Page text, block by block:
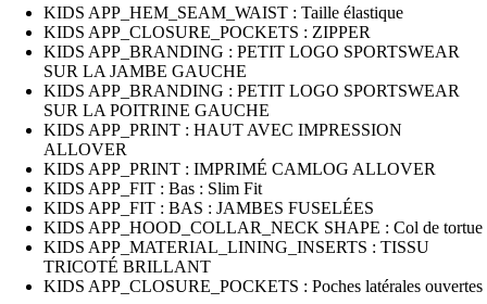
KIDS APP_HEM_SEAM_WAIST : Taille élastique
KIDS APP_CLOSURE_POCKETS : ZIPPER
KIDS APP_BRANDING : PETIT LOGO SPORTSWEAR
SUR LA JAMBE GAUCHE
KIDS APP_BRANDING : PETIT LOGO SPORTSWEAR
SUR LA POITRINE GAUCHE
KIDS APP_PRINT : HAUT AVEC IMPRESSION
ALLOVER
KIDS APP_PRINT : IMPRIMÉ CAMLOG ALLOVER
KIDS APP_FIT : Bas : Slim Fit
KIDS APP_FIT : BAS : JAMBES FUSELÉES
KIDS APP_HOOD_COLLAR_NECK SHAPE : Col de tortue
KIDS APP_MATERIAL_LINING_INSERTS : TISSU
TRICOTÉ BRILLANT
KIDS APP_CLOSURE_POCKETS : Poches latérales ouvertes